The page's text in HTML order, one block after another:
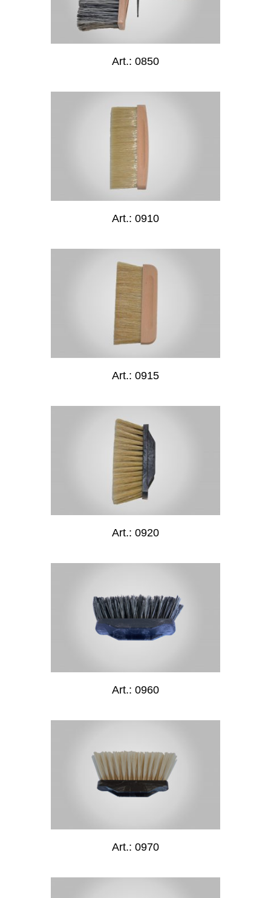
Art.: 0850
Art.: 0910
Art.: 0915
Art.: 0920
Art.: 0960
Art.: 0970